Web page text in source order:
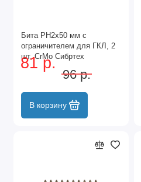
Бита PH2x50 мм с
ограничителем для ГКЛ, 2
шт, CrMo Сибртех
81 р.
96 р.
В корзину